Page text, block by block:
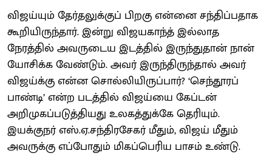
விஜய்யும் தேர்தலுக்குப் பிறகு என்னை சந்திப்பதாக
கூறியிருந்தார். இன்று விஜயகாந்த் இல்லாத
நேரத்தில் அவருடைய இடத்தில் இருந்துதான் நான்
யோசிக்க வேண்டும். அவர் இருந்திருந்தால் அவர்
விஜய்க்கு என்ன சொல்லியிருப்பார்? ‘செந்தூரப்
பாண்டி’ என்ற படத்தில் விஜய்யை கேப்டன்
அறிமுகப்படுத்தியது உலகத்துக்கே தெரியும்.
இயக்குநர் எஸ்.ஏ.சந்திரசேகர் மீதும், விஜய் மீதும்
அவருக்கு எப்போதும் மிகப்பெரிய பாசம் உண்டு.